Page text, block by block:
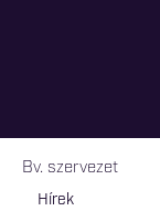
Jelenlegi hely
Bv. szervezet
Hírek